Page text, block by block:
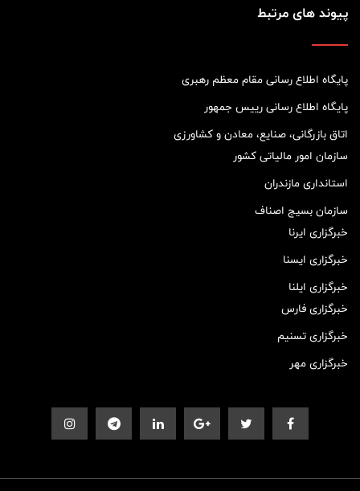
پیوند های مرتبط
پایگاه اطلاع رسانی مقام معظم رهبری
پایگاه اطلاع رسانی رییس جمهور
اتاق بازرگانی، صنایع، معادن و کشاورزی
سازمان امور مالیاتی کشور
استانداری مازندران
سازمان بسیج اصناف
خبرگزاری ایرنا
خبرگزاری ایسنا
خبرگزاری ایلنا
خبرگزاری فارس
خبرگزاری تسنیم
خبرگزاری مهر